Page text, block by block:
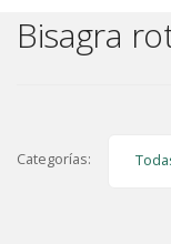
Bisagra
Categorías: